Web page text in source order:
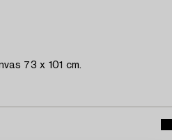
73 x 101 cm.